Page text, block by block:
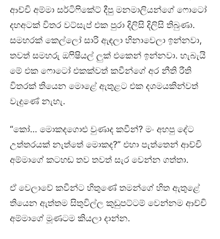
ආච්චි අම්මා සර්ටිෆිකේට් දීපු මනමාලියන්ගේ ෆොටෝ
දහඅටක් විතර වට්සැප් එක පුරා දිලිසි දිලිසි තිබුණා.
සමහරක් කෙල්ලෝ සාරි ඇඳලා හිනාවෙලා ඉන්නවා,
තවත් සමහරු ඔෆිෂියල් ලුක් එකෙන් ඉන්නවා. හැබැයි
මේ එක ෆොටෝ එකක්වත් කවීන්ගේ අර නීති රීති
විතරක් තියෙන මොළේ ඇතුළට එක දශමයකින්වත්
වැදුණේ නැහැ.
“කෝ… මොකදගොළු වුණාද කවීන්? මං අහපු දේට
උත්තරයක් නැත්තේ මොකද?” එහා පැත්තෙන් ආච්චි
අම්මාගේ කටහඬ තව තවත් සැර වෙන්න ගත්තා.
ඒ වෙලාවේ කවීන්ට හිතුණේ තමන්ගේ හිත ඇතුළේ
තියෙන ඇත්තම සිතුවිල්ල කුඩුපට්ටම් වෙන්නම ආච්චි
අම්මාගේ මූණටම කියලා දාන්න.